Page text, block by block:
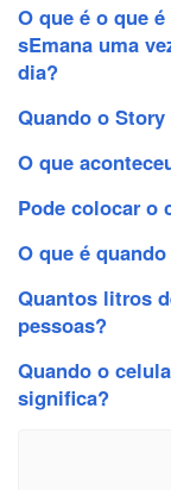
O que é o que
sEmana uma
dia?
Quando o
O que
Pode colocar o
O que é
Quantos litros
pessoas?
Quando o
significa?